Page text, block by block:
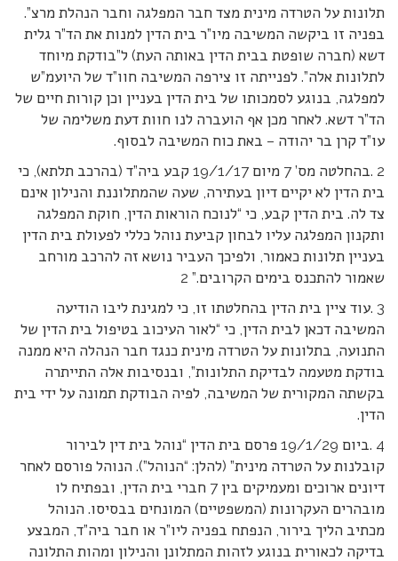
תלונות על הטרדה מינית מצד חבר המפלגה וחבר הנהלת מרצ”.
בפניה זו ביקשה המשיבה מיו”ר בית הדין למנות את הד”ר גלית
דשא (חברה שופטת בבית הדין באותה העת) ל”בודקת מיוחד
לתלונות אלה”. לפנייתה זו צירפה המשיבה חוו”ד של היועמ”ש
למפלגה, בנוגע לסמכותו של בית הדין בעניין וכן קורות חיים של
הד”ר דשא. לאחר מכן אף הועברה לנו חוות דעת משלימה של
עו”ד קרן בר יהודה – באת כוח המשיבה לבסוף.
2 .בהחלטה מס’ 7 מיום 19/1/17 קבע ביה”ד (בהרכב תלתא), כי
בית הדין לא יקיים דיון בעתירה, שעה שהמתלוננת והנילון אינם
צד לה. בית הדין קבע, כי “לנוכח הוראות הדין, חוקת המפלגה
ותקנון המפלגה עליו לבחון קביעת נוהל כללי לפעולת בית הדין
בעניין תלונות כאמור, ולפיכך העביר נושא זה להרכב מורחב
שאמור להתכנס בימים הקרובים.” 2
3 .עוד ציין בית הדין בהחלטתו זו, כי למגינת ליבו הודיעה
המשיבה דכאן לבית הדין, כי “לאור העיכוב בטיפול בית הדין של
התנועה, בתלונות על הטרדה מינית כנגד חבר הנהלה היא ממנה
בודקת מטעמה לבדיקת התלונות”, ובנסיבות אלה התייתרה
בקשתה המקורית של המשיבה, לפיה הבודקת תמונה על ידי בית
הדין.
4 .ביום 19/1/29 פרסם בית הדין “נוהל בית דין לבירור
קובלנות על הטרדה מינית” (להלן: “הנוהל”). הנוהל פורסם לאחר
דיונים ארוכים ומעמיקים בין 7 חברי בית הדין, ובפתיח לו
מובהרים העקרונות (המשפטיים) המונחים בבסיסו. הנוהל
מכתיב הליך בירור, הנפתח בפניה ליו”ר או חבר ביה”ד, המבצע
בדיקה לכאורית בנוגע לזהות המתלונן והנילון ומהות התלונה